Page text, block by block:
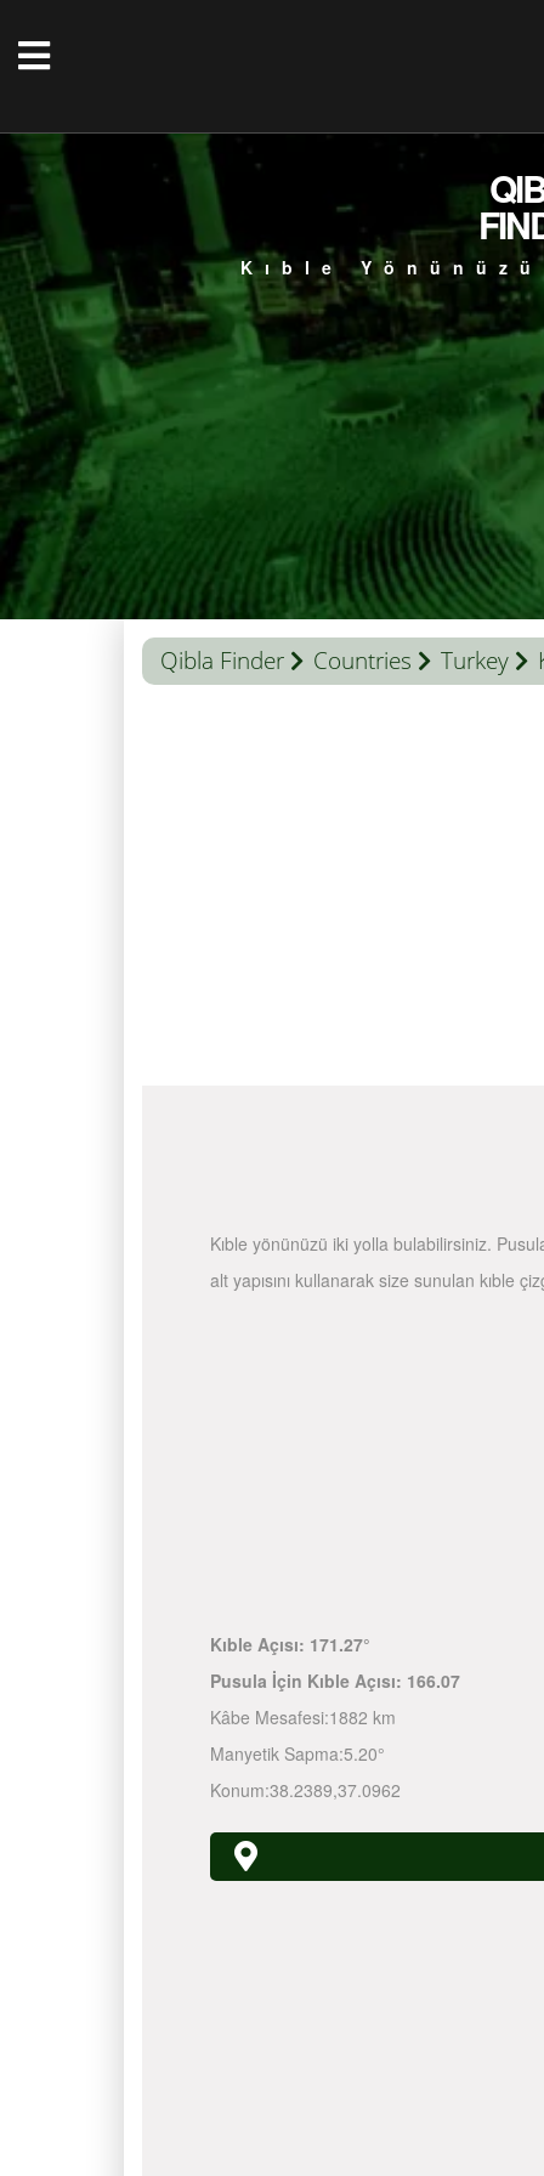
Kıble
Qibla Finder Countries Turkey
Kıble yönünüzü iki yolla bulabilirsiniz.
alt yapısını kullanarak size sunulan kıble
Kıble Açısı: 171.27°
Pusula İçin Kıble Açısı: 166.07
Kâbe Mesafesi:1882 km
Manyetik Sapma:5.20°
Konum:38.2389,37.0962